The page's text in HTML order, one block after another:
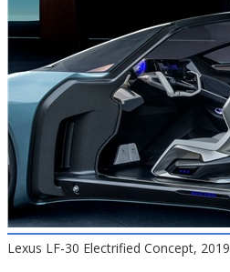
Lexus LF-30 Electrified Concept, 2019